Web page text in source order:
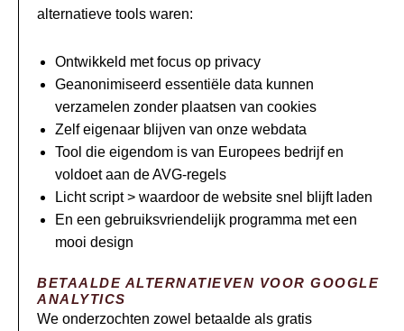
alternatieve tools waren:
Ontwikkeld met focus op privacy
Geanonimiseerd essentiële data kunnen
verzamelen zonder plaatsen van cookies
Zelf eigenaar blijven van onze webdata
Tool die eigendom is van Europees bedrijf en
voldoet aan de AVG-regels
Licht script > waardoor de website snel blijft laden
En een gebruiksvriendelijk programma met een
mooi design
BETAALDE ALTERNATIEVEN VOOR GOOGLE
ANALYTICS
We onderzochten zowel betaalde als gratis